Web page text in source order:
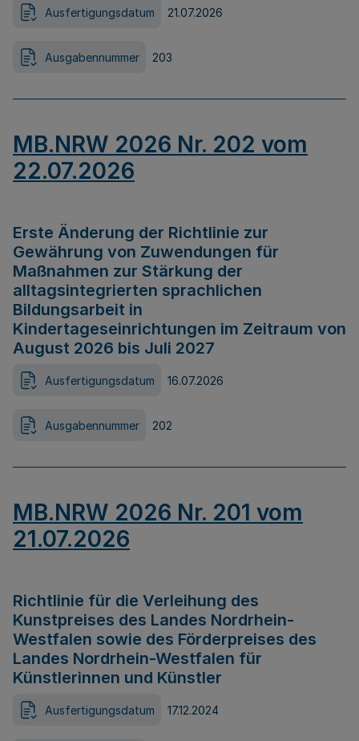
Ausfertigungsdatum 21.07.2026
Ausgabennummer 203
MB.NRW 2026 Nr. 202 vom
22.07.2026
Erste Änderung der Richtlinie zur
Gewährung von Zuwendungen für
Maßnahmen zur Stärkung der
alltagsintegrierten sprachlichen
Bildungsarbeit in
Kindertageseinrichtungen im Zeitraum von
August 2026 bis Juli 2027
Ausfertigungsdatum 16.07.2026
Ausgabennummer 202
MB.NRW 2026 Nr. 201 vom
21.07.2026
Richtlinie für die Verleihung des
Kunstpreises des Landes Nordrhein-
Westfalen sowie des Förderpreises des
Landes Nordrhein-Westfalen für
Künstlerinnen und Künstler
Ausfertigungsdatum 17.12.2024